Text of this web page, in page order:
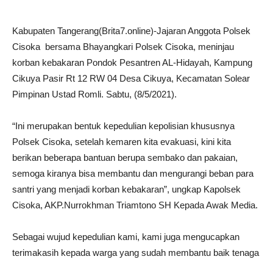
Kabupaten Tangerang(Brita7.online)-Jajaran Anggota Polsek
Cisoka bersama Bhayangkari Polsek Cisoka, meninjau
korban kebakaran Pondok Pesantren AL-Hidayah, Kampung
Cikuya Pasir Rt 12 RW 04 Desa Cikuya, Kecamatan Solear
Pimpinan Ustad Romli. Sabtu, (8/5/2021).
“Ini merupakan bentuk kepedulian kepolisian khususnya
Polsek Cisoka, setelah kemaren kita evakuasi, kini kita
berikan beberapa bantuan berupa sembako dan pakaian,
semoga kiranya bisa membantu dan mengurangi beban para
santri yang menjadi korban kebakaran”, ungkap Kapolsek
Cisoka, AKP.Nurrokhman Triamtono SH Kepada Awak Media.
Sebagai wujud kepedulian kami, kami juga mengucapkan
terimakasih kepada warga yang sudah membantu baik tenaga